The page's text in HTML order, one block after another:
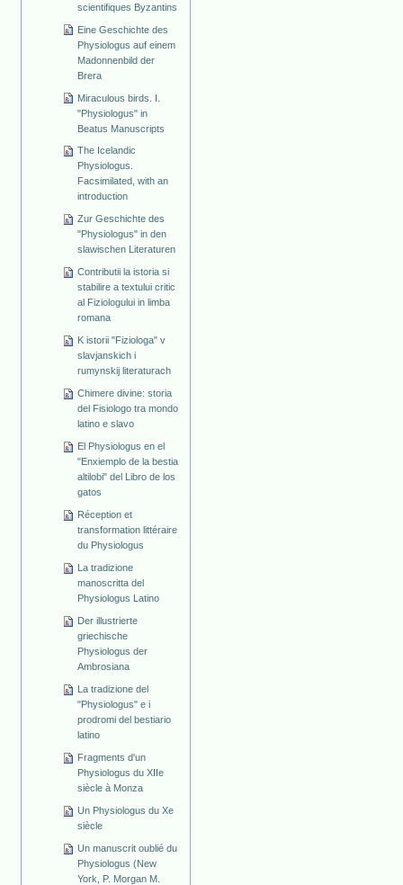
scientifiques Byzantins
Eine Geschichte des
Physiologus auf einem
Madonnenbild der
Brera
Miraculous birds. I.
"Physiologus" in
Beatus Manuscripts
The Icelandic
Physiologus.
Facsimilated, with an
introduction
Zur Geschichte des
"Physiologus" in den
slawischen Literaturen
Contributii la istoria si
stabilire a textului critic
al Fiziologului in limba
romana
K istorii "Fiziologa" v
slavjanskich i
rumynskij literaturach
Chimere divine: storia
del Fisiologo tra mondo
latino e slavo
El Physiologus en el
"Enxiemplo de la bestia
altilobi" del Libro de los
gatos
Réception et
transformation littéraire
du Physiologus
La tradizione
manoscritta del
Physiologus Latino
Der illustrierte
griechische
Physiologus der
Ambrosiana
La tradizione del
"Physiologus" e i
prodromi del bestiario
latino
Fragments d'un
Physiologus du XIIe
siècle à Monza
Un Physiologus du Xe
siècle
Un manuscrit oublié du
Physiologus (New
York, P. Morgan M.